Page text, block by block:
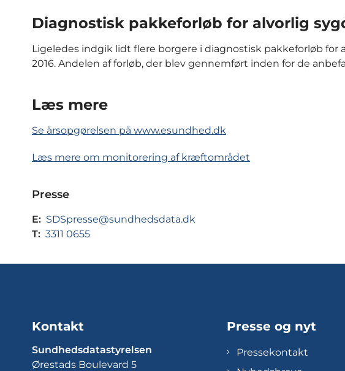
Diagnostisk pakkeforløb for alvorlig
Ligeledes indgik lidt flere borgere i diagnostisk pakkeforløb for
2016. Andelen af forløb, der blev gennemført inden for de
Læs mere
Se årsopgørelsen på www.esundhed.dk
Læs mere om monitorering af kræftområdet
Presse
E: SDSpresse@sundhedsdata.dk
T: 3311 0655
Kontakt
Sundhedsdatastyrelsen
Ørestads Boulevard 5
Presse og nyt
Pressekontakt